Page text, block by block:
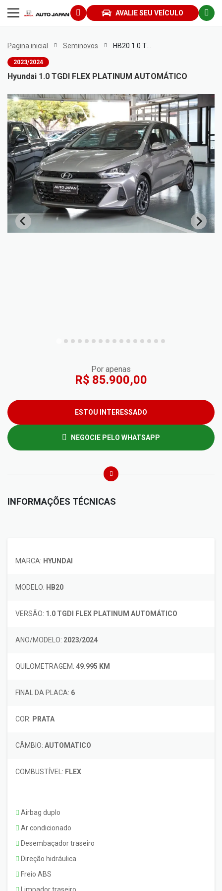
AVALIE SEU VEÍCULO
Pagina inicial Seminovos
2023/2024
Hyundai 1.0 TGDI FLEX PLATINUM AUTOMÁTICO
Por apenas
R$ 85.900,00
ESTOU INTERESSADO
NEGOCIE PELO WHATSAPP
INFORMAÇÕES TÉCNICAS
MARCA: HYUNDAI
MODELO: HB20
VERSÃO: 1.0 TGDI FLEX PLATINUM AUTOMÁTICO
ANO/MODELO: 2023/2024
QUILOMETRAGEM: 49.995 KM
FINAL DA PLACA: 6
COR: PRATA
CÂMBIO: AUTOMATICO
COMBUSTÍVEL: FLEX
Airbag duplo
Ar condicionado
Desembaçador traseiro
Direção hidráulica
Freio ABS